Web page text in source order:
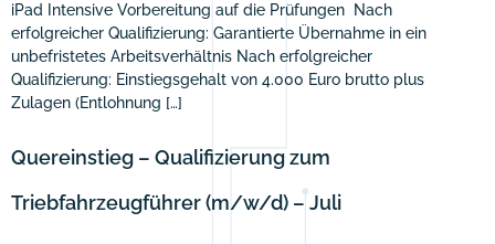
iPad Intensive Vorbereitung auf die Prüfungen Nach
erfolgreicher Qualifizierung: Garantierte Übernahme in ein
unbefristetes Arbeitsverhältnis Nach erfolgreicher
Qualifizierung: Einstiegsgehalt von 4.000 Euro brutto plus
Zulagen (Entlohnung […]
Quereinstieg – Qualifizierung zum
Triebfahrzeugführer (m/w/d) – Juli